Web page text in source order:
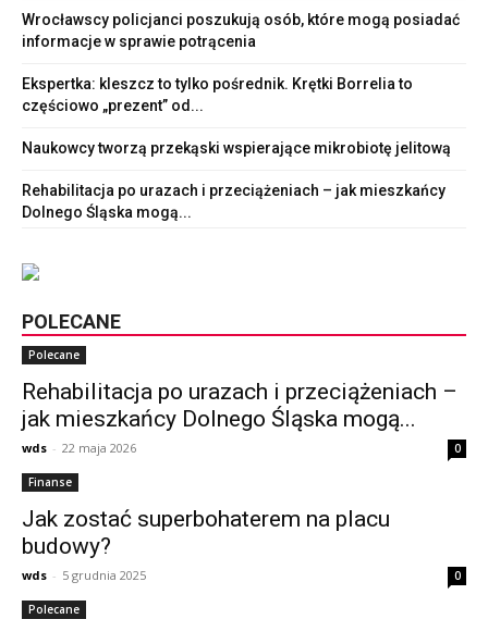
Wrocławscy policjanci poszukują osób, które mogą posiadać
informacje w sprawie potrącenia
Ekspertka: kleszcz to tylko pośrednik. Krętki Borrelia to
częściowo „prezent” od...
Naukowcy tworzą przekąski wspierające mikrobiotę jelitową
Rehabilitacja po urazach i przeciążeniach – jak mieszkańcy
Dolnego Śląska mogą...
POLECANE
Polecane
Rehabilitacja po urazach i przeciążeniach –
jak mieszkańcy Dolnego Śląska mogą...
wds - 22 maja 2026 0
Finanse
Jak zostać superbohaterem na placu
budowy?
wds - 5 grudnia 2025 0
Polecane